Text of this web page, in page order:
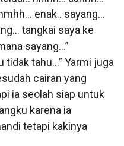
enak.. sayang…
tangkai saya ke
sayang…”
tidak tahu…” Yarmi juga
cairan yang
ia seolah siap untuk
karena ia
tetapi kakinya